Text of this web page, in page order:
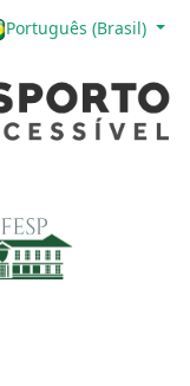
Português (Brasil)